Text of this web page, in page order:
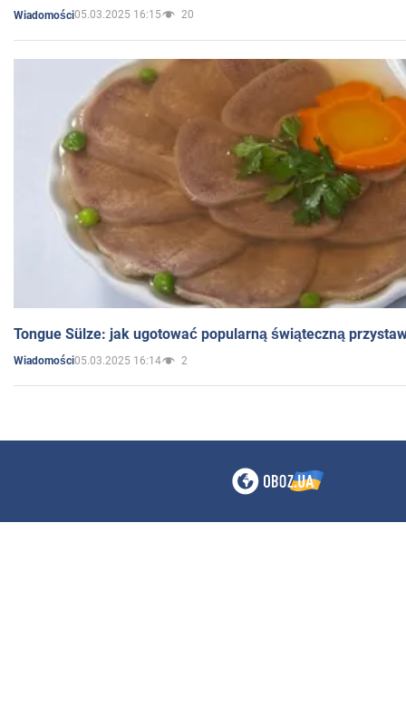
Wiadomości05.03.2025 16:15 20
Tongue Sülze: jak ugotować popularną świąteczną
Wiadomości05.03.2025 16:14 2